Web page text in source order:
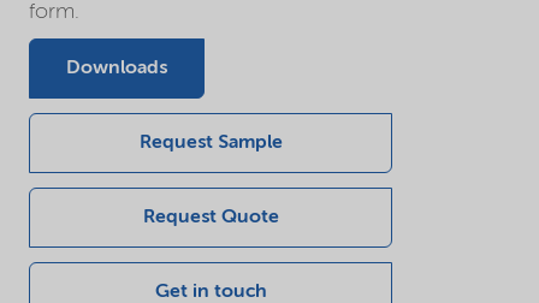
form.
Downloads
Request Sample
Request Quote
Get in touch